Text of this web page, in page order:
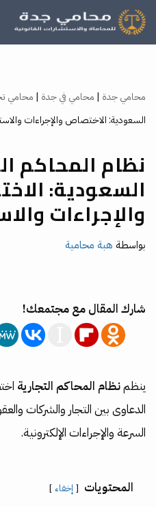
تخطى
محامي جدة | محامي في جدة | محامي
السعودية: الاختصاص والإجراءات
نظام المحاكم
السعودية:
والإجراءات
بواسطة هبة محامية
شارك المقال مع مجتمعك!
ينظمنظام المحاكم التجارية
الدعاوى بين التجار والشركات
السرعة والإجراءات الإلكترونية.
المحتويات إخفاء